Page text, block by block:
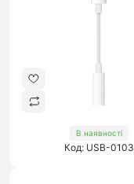
В наявності
Код: USB-0103